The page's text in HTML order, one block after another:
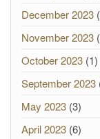
December 2023
November 2023
October 2023 (1)
September 2023
May 2023 (3)
April 2023 (6)